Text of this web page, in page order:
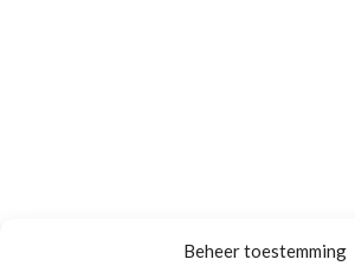
Beheer toestemming